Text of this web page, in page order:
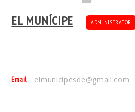
EL MUNÍCIPE ADMINISTRATOR
Email elmunicipesde@gmail.com